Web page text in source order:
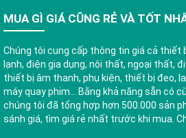
MUA GÌ GIÁ CŨNG RẺ VÀ TỐT
Chúng tôi cung cấp thông tin giá cả thiết
lạnh, điện gia dụng, nội thất, ngoại thất,
thiết bị âm thanh, phụ kiện, thiết bị đeo,
máy quay phim... Bằng khả năng sẵn có
chúng tôi đã tổng hợp hơn 500.000 sản
sánh giá, tìm giá rẻ nhất trước khi mua.